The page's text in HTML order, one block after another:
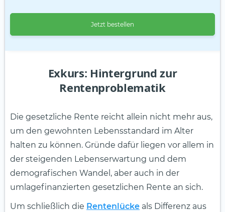
Jetzt bestellen
Exkurs: Hintergrund zur
Rentenproblematik
Die gesetzliche Rente reicht allein nicht mehr aus,
um den gewohnten Lebensstandard im Alter
halten zu können. Gründe dafür liegen vor allem in
der steigenden Lebenserwartung und dem
demografischen Wandel, aber auch in der
umlagefinanzierten gesetzlichen Rente an sich.
Um schließlich die Rentenlücke als Differenz aus